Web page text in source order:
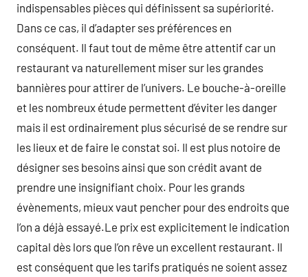
indispensables pièces qui définissent sa supériorité.
Dans ce cas, il d’adapter ses préférences en
conséquent. Il faut tout de même être attentif car un
restaurant va naturellement miser sur les grandes
bannières pour attirer de l’univers. Le bouche-à-oreille
et les nombreux étude permettent d’éviter les danger
mais il est ordinairement plus sécurisé de se rendre sur
les lieux et de faire le constat soi. Il est plus notoire de
désigner ses besoins ainsi que son crédit avant de
prendre une insignifiant choix. Pour les grands
évènements, mieux vaut pencher pour des endroits que
l’on a déjà essayé.Le prix est explicitement le indication
capital dès lors que l’on rêve un excellent restaurant. Il
est conséquent que les tarifs pratiqués ne soient assez